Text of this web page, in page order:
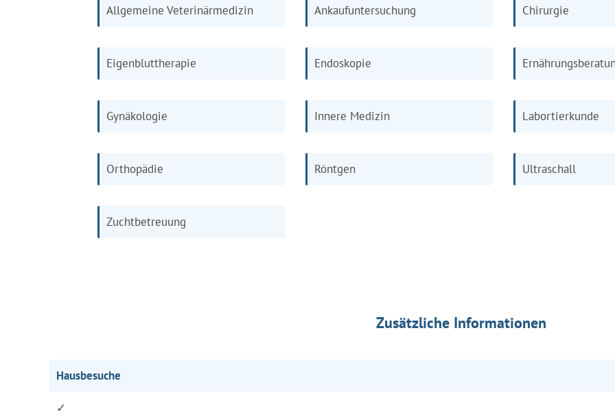
Allgemeine Veterinärmedizin Ankaufuntersuchung Chirurgie
Eigenbluttherapie Endoskopie
Gynäkologie Innere Medizin Labortierkunde
Orthopädie Röntgen Ultraschall
Zuchtbetreuung
Zusätzliche Informationen
Hausbesuche
✓